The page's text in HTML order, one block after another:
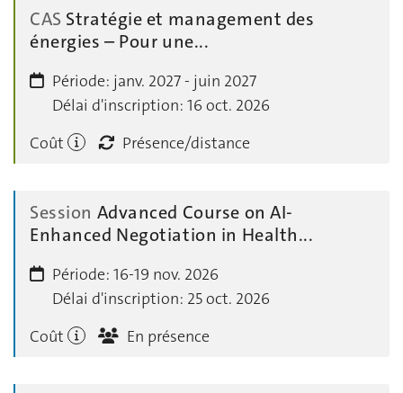
CAS Stratégie et management des
énergies – Pour une...
Période: janv. 2027 - juin 2027
Délai d'inscription: 16 oct. 2026
Coût
Présence/distance
Session Advanced Cours­e on AI-
Enhanced Negotiation in Health...
Période: 16-19 nov. 2026
Délai d'inscription: 25 oct. 2026
Coût
En présence